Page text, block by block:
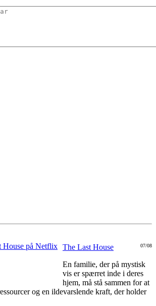
07/08
The Last House
En familie, der på mystisk
vis er spærret inde i deres
hjem, må stå sammen for at
og en ildevarslende kraft, der holder